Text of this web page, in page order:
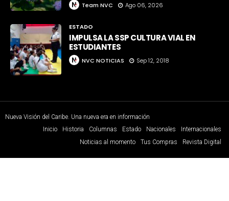
Team NVC Ago 06, 2026
ESTADO
IMPULSA LA SSP CULTURA VIAL EN
ESTUDIANTES
NVC NOTICIAS Sep 12, 2018
Nueva Visión del Caribe. Una nueva era en información
Inicio
Historia Columnas Estado Nacionales
Internacionales
Noticias al momento
Tus Compras Revista Digital